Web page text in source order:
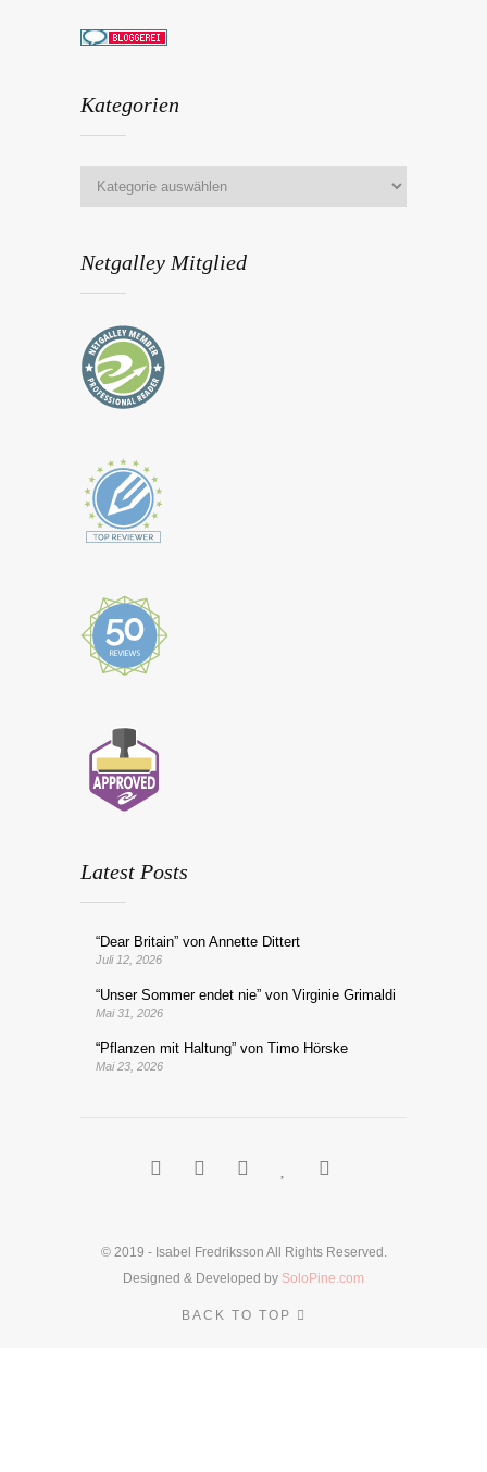
Kategorien
Netgalley Mitglied
Latest Posts
“Dear Britain” von Annette Dittert
Juli 12, 2026
“Unser Sommer endet nie” von Virginie Grimaldi
Mai 31, 2026
“Pflanzen mit Haltung” von Timo Hörske
Mai 23, 2026
© 2019 - Isabel Fredriksson All Rights Reserved.
Designed & Developed by SoloPine.com
BACK TO TOP